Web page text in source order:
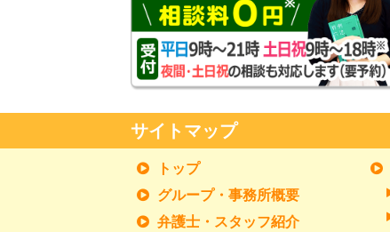
サイトマップ
トップ
グループ・事務所概要
弁護士・スタッフ紹介